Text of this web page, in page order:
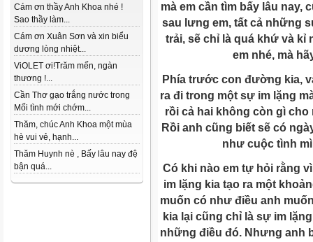
Cám ơn thầy Anh Khoa nhé !
Sao thầy làm...
Cám ơn Xuân Sơn và xin biểu
dương lòng nhiệt...
ViOLET ơi!Trăm mến, ngàn
thương !...
Cần Thơ gạo trắng nước trong
Mối tình mới chớm...
Thăm, chúc Anh Khoa một mùa
hè vui vẻ, hạnh...
Thăm Huynh nè , Bấy lâu nay đệ
bận quá...
mà em cần tìm bấy lâu nay,
sau lưng em, tất cả những
trải, sẽ chỉ là quá khứ và kỉ
em nhé, mà
Phía trước con đường kia,
ra đi trong một sự im lặng
rồi cả hai không còn gì
Rồi anh cũng biết sẽ có
như cuộc tình
Có khi nào em tự hỏi rằng
im lặng kia tạo ra một
muốn có như điều anh
kia lại cũng chỉ là sự im
những điều đó. Nhưng anh